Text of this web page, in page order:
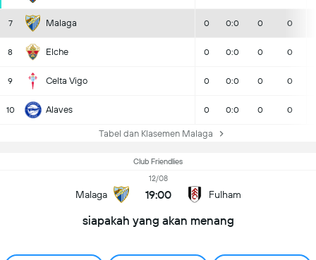
7 Malaga 0 0:0 0 0
8 Elche 0 0:0 0 0
9 Celta Vigo 0 0:0 0 0
10 Alaves 0 0:0 0 0
Tabel dan Klasemen Malaga
Club Friendlies
Malaga
12/08
19:00 Fulham
siapakah yang akan menang